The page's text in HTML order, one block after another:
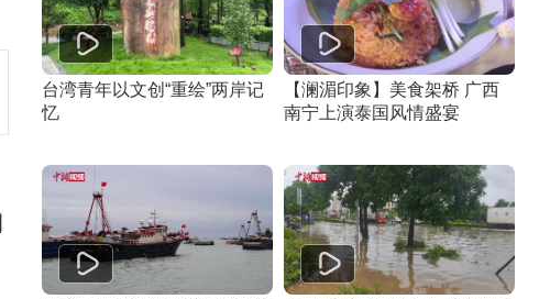
台湾青年以文创“重绘”两岸记
忆
【澜湄印象】美食架桥 广西
南宁上演泰国风情盛宴